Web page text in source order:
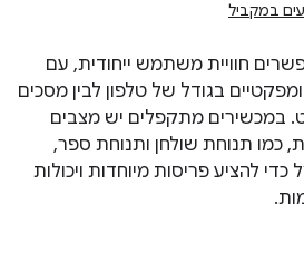
במקביל
חוויית משתמש ייחודית, עם
בגודל של טלפון לבין מסכים
במכשירים מתקפלים יש מצבים
כמו תנוחת שולחן ותנוחת ספר,
כדי להציע פריסות מיוחדות ויכולות